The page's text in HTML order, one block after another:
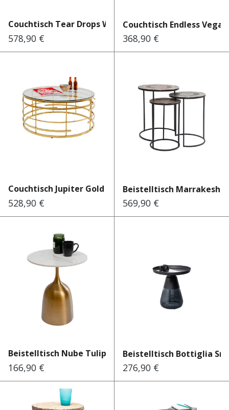
Couchtisch Tear Drops Walnu...
Regulärer Preis:
578,90 €
Couchtisch Endless Vegas
Regulärer Preis:
368,90 €
Couchtisch Jupiter Gold Ø100cm
Regulärer Preis:
528,90 €
Beistelltisch Marrakesh
Regulärer Preis:
569,90 €
Beistelltisch Nube Tulip Ø45cm
Regulärer Preis:
166,90 €
Beistelltisch Bottiglia
Regulärer Preis:
276,90 €